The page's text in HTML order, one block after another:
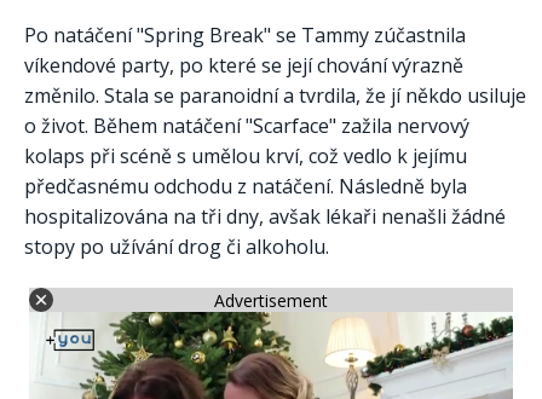
Po natáčení "Spring Break" se Tammy zúčastnila
víkendové party, po které se její chování výrazně
změnilo. Stala se paranoidní a tvrdila, že jí někdo usiluje
o život. Během natáčení "Scarface" zažila nervový
kolaps při scéně s umělou krví, což vedlo k jejímu
předčasnému odchodu z natáčení. Následně byla
hospitalizována na tři dny, avšak lékaři nenašli žádné
stopy po užívání drog či alkoholu.
Advertisement